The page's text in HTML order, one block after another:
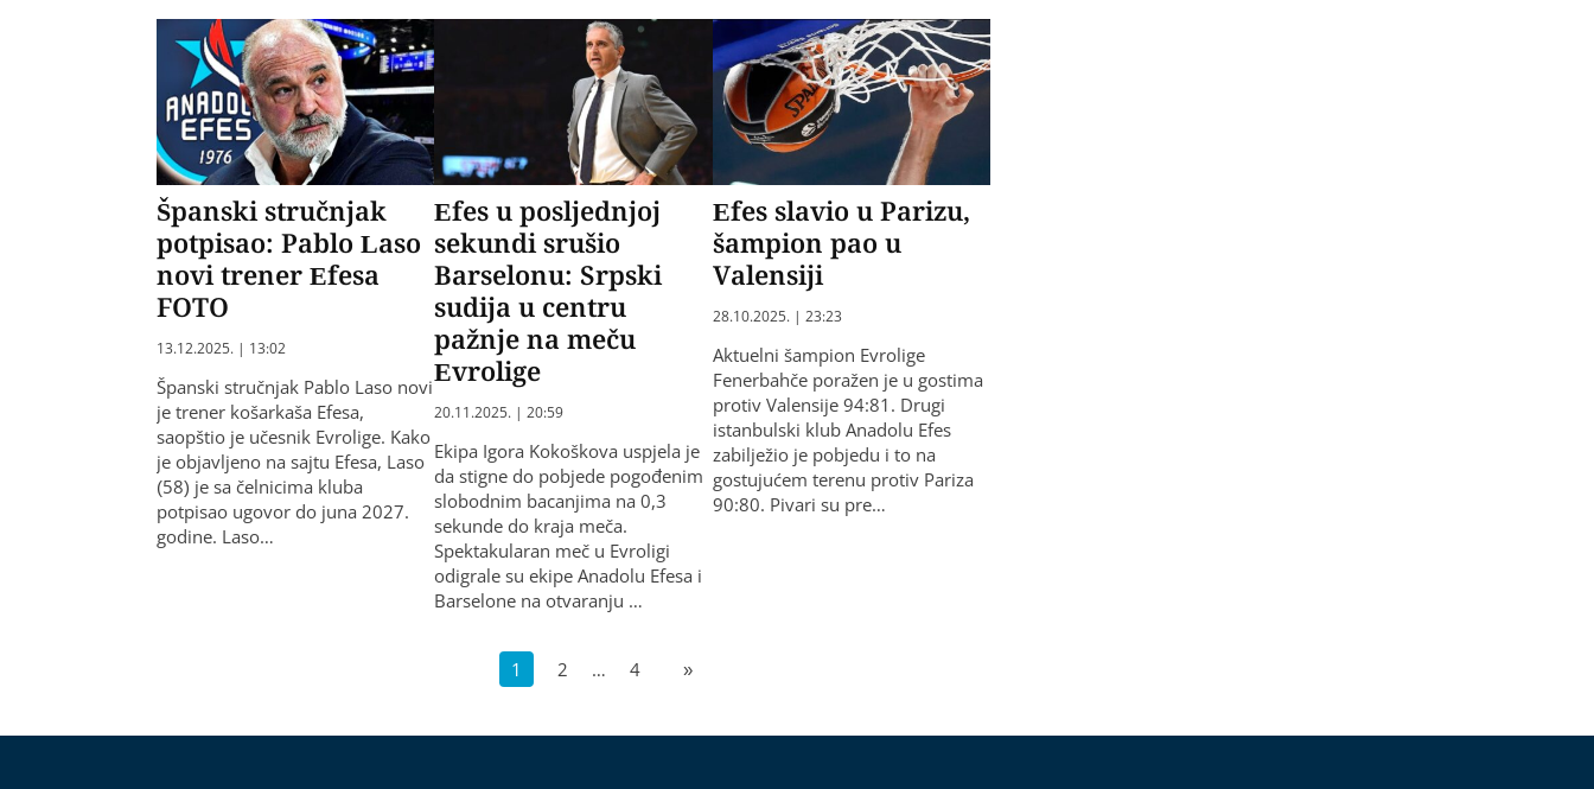
Španski stručnjak
potpisao: Pablo Laso
novi trener Efesa
FOTO
13.12.2025. | 13:02
Španski stručnjak Pablo Laso novi
je trener košarkaša Efesa,
saopštio je učesnik Evrolige. Kako
je objavljeno na sajtu Efesa, Laso
(58) je sa čelnicima kluba
potpisao ugovor do juna 2027.
godine. Laso…
Efes u posljednjoj
sekundi srušio
Barselonu: Srpski
sudija u centru
pažnje na meču
Evrolige
20.11.2025. | 20:59
Ekipa Igora Kokoškova uspjela je
da stigne do pobjede pogođenim
slobodnim bacanjima na 0,3
sekunde do kraja meča.
Spektakularan meč u Evroligi
odigrale su ekipe Anadolu Efesa i
Barselone na otvaranju …
Efes slavio u Parizu,
šampion pao u
Valensiji
28.10.2025. | 23:23
Aktuelni šampion Evrolige
Fenerbahče poražen je u gostima
protiv Valensije 94:81. Drugi
istanbulski klub Anadolu Efes
zabilježio je pobjedu i to na
gostujućem terenu protiv Pariza
90:80. Pivari su pre…
1 2 … 4 »